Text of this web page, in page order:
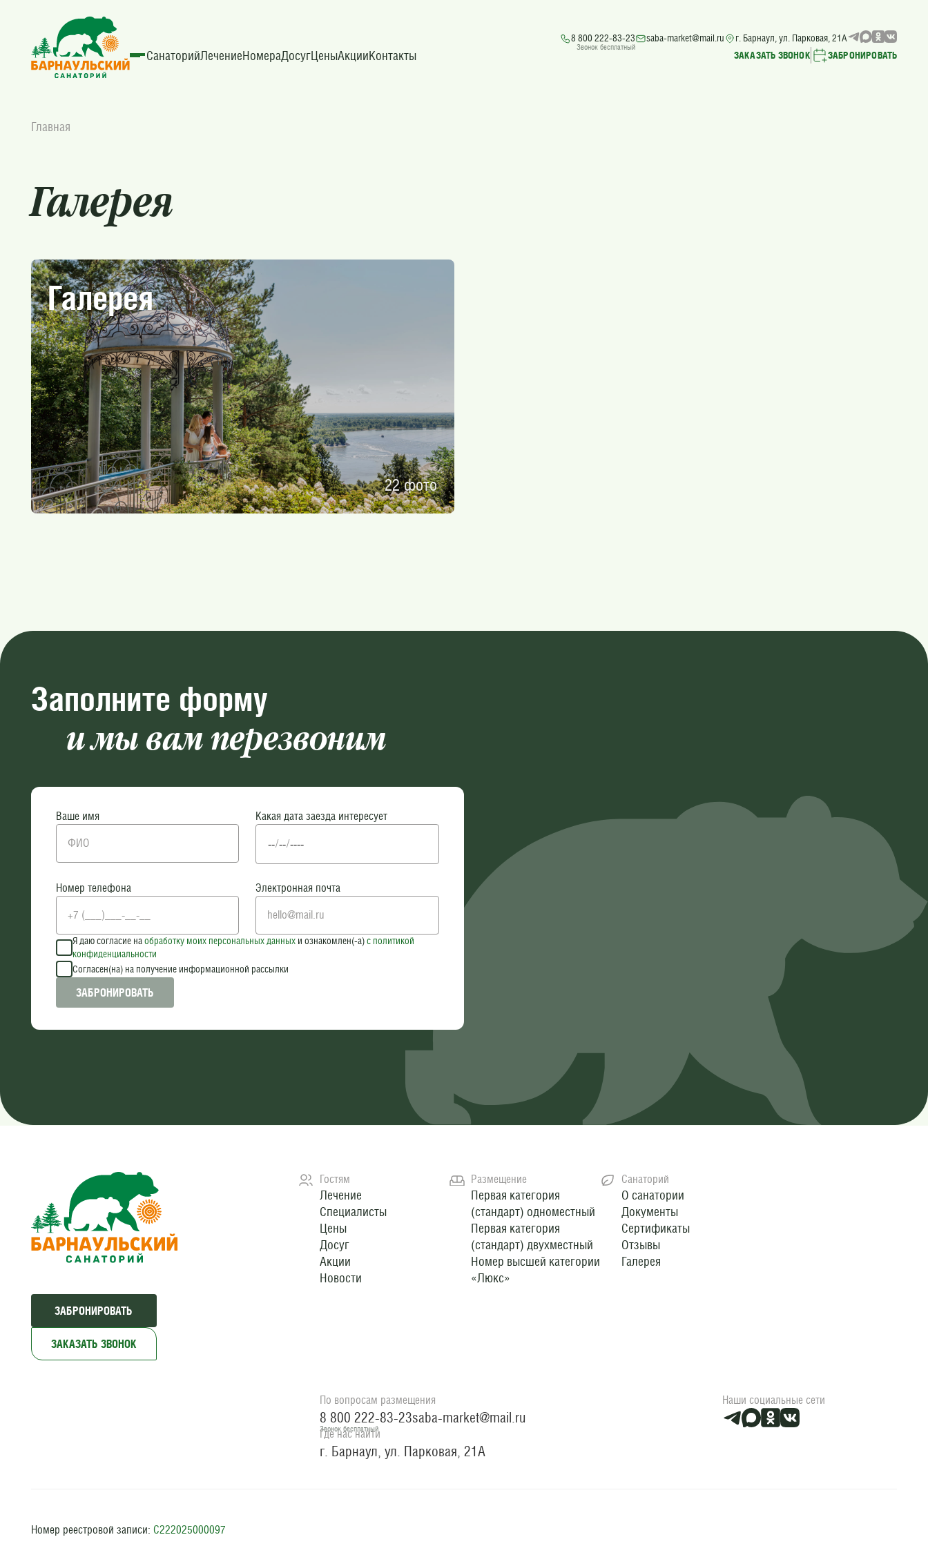
8 800 222-83-23
Звонок бесплатный
saba-market@mail.ru г. Барнаул, ул. Парковая, 21А
СанаторийЛечениеНомераДосугЦеныАкцииКонтакты ЗАКАЗАТЬ ЗВОНОК ЗАБРОНИРОВАТЬ
Главная
Галерея
Галерея
22 фото
Заполните форму
и мы вам перезвоним
Ваше имя Какая дата заезда интересует
Номер телефона Электронная почта
Я даю согласие наобработку моих персональных данныхи ознакомлен(-а)c политикой
конфиденциальности
Согласен(на) на получение информационной рассылки
ЗАБРОНИРОВАТЬ
ЗАБРОНИРОВАТЬ
ЗАКАЗАТЬ ЗВОНОК
Гостям
Лечение
Специалисты
Цены
Досуг
Акции
Новости
Размещение
Первая категория
(стандарт) одноместный
Первая категория
(стандарт) двухместный
Номер высшей категории
«Люкс»
Санаторий
О санатории
Документы
Сертификаты
Отзывы
Галерея
По вопросам размещения
8 800 222-83-23
Звонок бесплатный
saba-market@mail.ru
Где нас найти
г. Барнаул, ул. Парковая, 21А
Наши социальные сети
Номер реестровой записи: С222025000097